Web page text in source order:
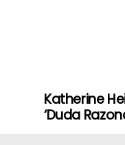
Katherine
‘Duda